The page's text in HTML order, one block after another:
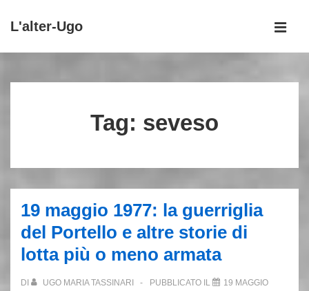
Vai
principale
L'alter-Ugo
principale
Tag: seveso
19 maggio 1977: la guerriglia
del Portello e altre storie di
lotta più o meno armata
DI UGO MARIA TASSINARI PUBBLICATO IL
19 MAGGIO